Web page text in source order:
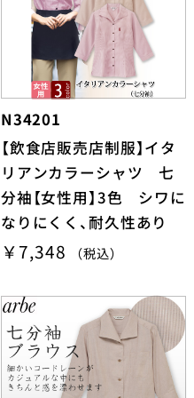
N34201
【飲食店販売店制服】イタ
リアンカラーシャツ 七
分袖【女性用】3色 シワに
なりにくく、耐久性あり
￥7,348 （税込）